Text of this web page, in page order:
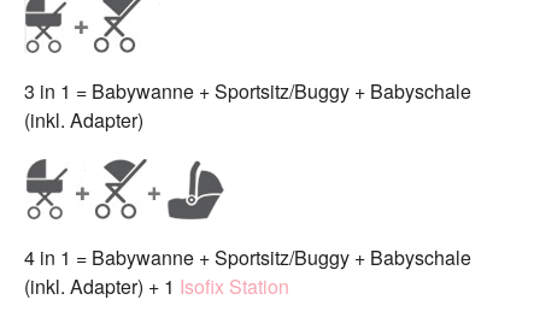
3 in 1 = Babywanne + Sportsitz/Buggy + Babyschale
(inkl. Adapter)
4 in 1 = Babywanne + Sportsitz/Buggy + Babyschale
(inkl. Adapter) + 1 Isofix Station